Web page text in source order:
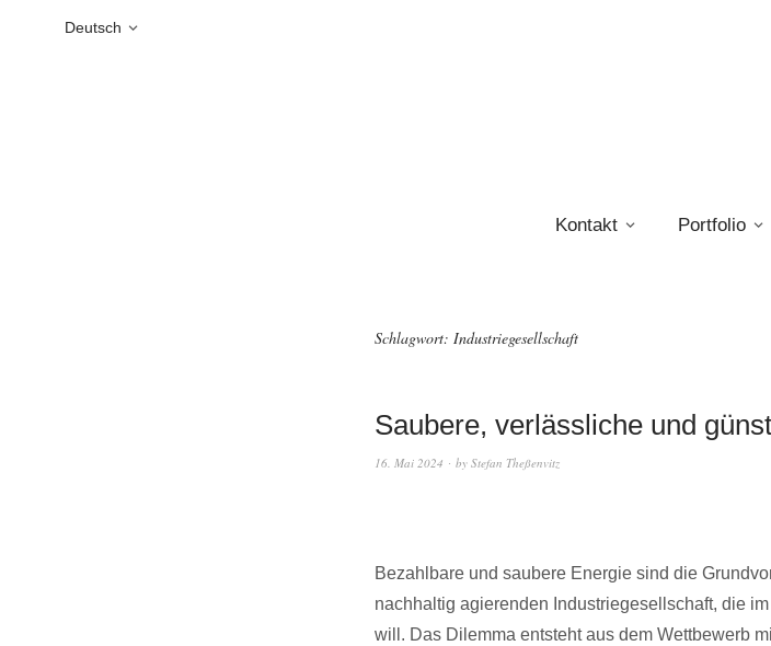
Deutsch
Kontakt Portfolio
Schlagwort: Industriegesellschaft
Saubere, verlässliche und
16. Mai 2024 by Stefan Theßenvitz
Bezahlbare und saubere Energie sind die
nachhaltig agierenden Industriegesellschaft, die
will. Das Dilemma entsteht aus dem Wettbewerb